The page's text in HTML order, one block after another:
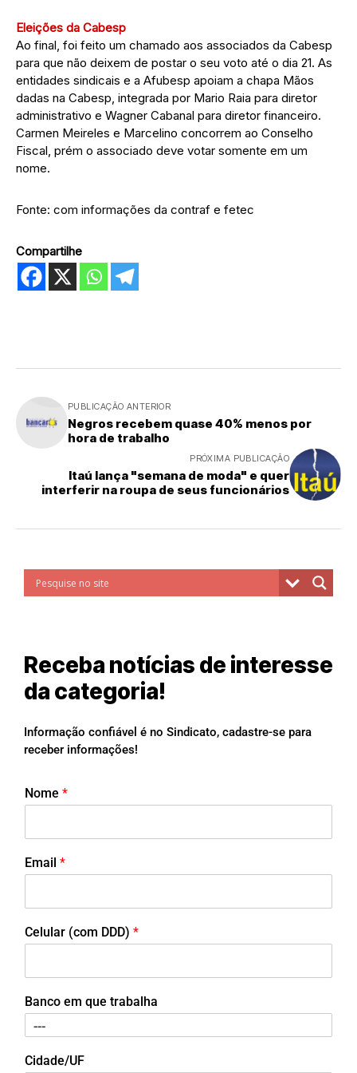
Eleições da Cabesp
Ao final, foi feito um chamado aos associados da Cabesp
para que não deixem de postar o seu voto até o dia 21. As
entidades sindicais e a Afubesp apoiam a chapa Mãos
dadas na Cabesp, integrada por Mario Raia para diretor
administrativo e Wagner Cabanal para diretor financeiro.
Carmen Meireles e Marcelino concorrem ao Conselho
Fiscal, prém o associado deve votar somente em um
nome.
Fonte: com informações da contraf e fetec
Compartilhe
PUBLICAÇÃO ANTERIOR
Negros recebem quase 40% menos por
hora de trabalho
PRÓXIMA PUBLICAÇÃO
Itaú lança "semana de moda" e quer
interferir na roupa de seus funcionários
Receba notícias de interesse
da categoria!
Informação confiável é no Sindicato, cadastre-se para
receber informações!
Nome *
Email *
Celular (com DDD) *
Banco em que trabalha
Cidade/UF